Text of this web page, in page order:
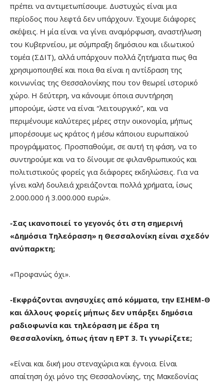
πρέπει να αντιμετωπίσουμε. Δυστυχώς είναι μια
περίοδος που λεφτά δεν υπάρχουν. Έχουμε διάφορες
σκέψεις. Η μία είναι να γίνει αναμόρφωση, αναστήλωση
του Κυβερνείου, με σύμπραξη δημόσιου και ιδιωτικού
τομέα (ΣΔΙΤ), αλλά υπάρχουν πολλά ζητήματα πως θα
χρησιμοποιηθεί και ποια θα είναι η αντίδραση της
κοινωνίας της Θεσσαλονίκης που τον θεωρεί ιστορικό
χώρο. Η δεύτερη, να κάνουμε όποια συντήρηση
μπορούμε, ώστε να είναι “λειτουργικό”, και να
περιμένουμε καλύτερες μέρες στην οικονομία, μήπως
μπορέσουμε ως κράτος ή μέσω κάποιου ευρωπαϊκού
προγράμματος. Προσπαθούμε, σε αυτή τη φάση, να το
συντηρούμε και να το δίνουμε σε φιλανθρωπικούς και
πολιτιστικούς φορείς για διάφορες εκδηλώσεις. Για να
γίνει καλή δουλειά χρειάζονται πολλά χρήματα, ίσως
2.000.000 ή 3.000.000 ευρώ».
-Σας ικανοποιεί το γεγονός ότι στη σημερινή
«Δημόσια Τηλεόραση» η Θεσσαλονίκη είναι σχεδόν
ανύπαρκτη;
«Προφανώς όχι».
-Εκφράζονται ανησυχίες από κόμματα, την ΕΣΗΕΜ-Θ
και άλλους φορείς μήπως δεν υπάρξει δημόσια
ραδιοφωνία και τηλεόραση με έδρα τη
Θεσσαλονίκη, όπως ήταν η ΕΡΤ 3. Τι γνωρίζετε;
«Είναι και δική μου στεναχώρια και έγνοια. Είναι
απαίτηση όχι μόνο της Θεσσαλονίκης, της Μακεδονίας